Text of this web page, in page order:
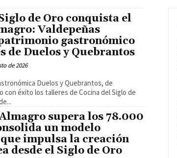
de Oro conquista el
Valdepeñas
gastronómico
de Duelos y Quebrantos
de 2026
Duelos y Quebrantos, de
con éxito los talleres de Cocina del Siglo de
supera los 78.000
un modelo
impulsa la creación
desde el Siglo de Oro